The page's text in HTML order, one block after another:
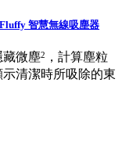
智慧無線吸塵器
藏微塵2
，計算塵粒
清潔時所吸除的東